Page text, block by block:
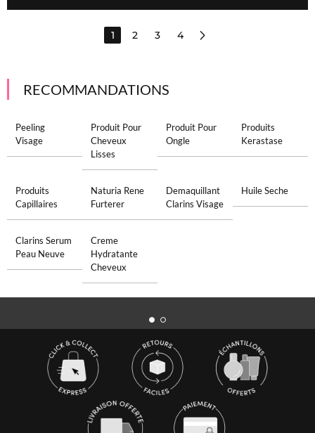
1 2 3 4
RECOMMANDATIONS
Peeling
Visage
Produit Pour
Cheveux
Lisses
Produit Pour
Ongle
Produits
Kerastase
Produits
Capillaires
Naturia Rene
Furterer
Demaquillant
Clarins Visage
Huile Seche
Clarins Serum
Peau Neuve
Creme
Hydratante
Cheveux